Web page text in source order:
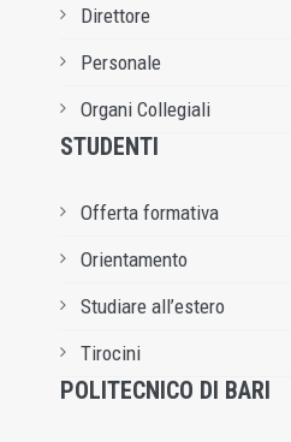
Direttore
Personale
Organi Collegiali
STUDENTI
Offerta formativa
Orientamento
Studiare all’estero
Tirocini
POLITECNICO DI BARI